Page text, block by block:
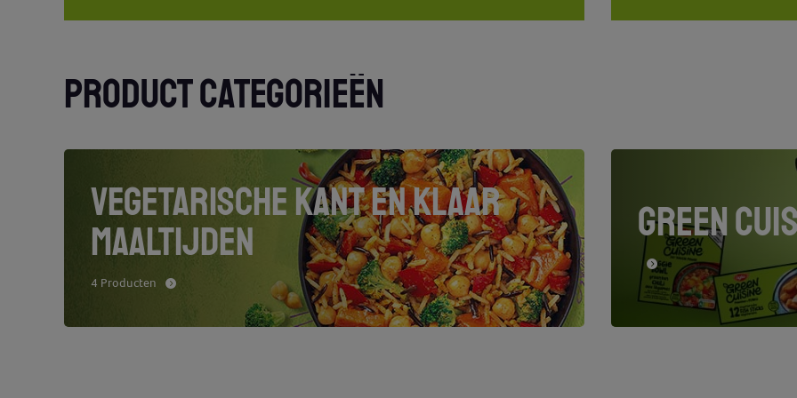
PRODUCT CATEGORIEËN
VEGETARISCHE KANT EN KLAAR
MAALTIJDEN
4 Producten
GREEN